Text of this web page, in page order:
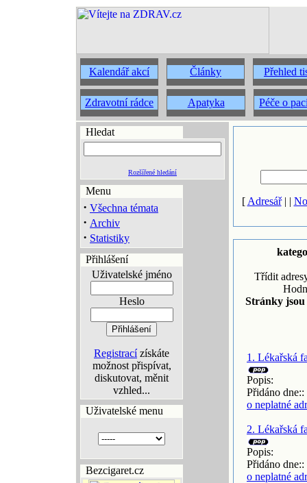
Kalendář akcí Články Přehled
Zdravotní rádce Apatyka Péče o
Hledat
Rozšířené hledání
Menu
· Všechna témata
· Archiv
· Statistiky
Přihlášení
Uživatelské jméno
Heslo
Registracízískáte
možnost přispívat,
diskutovat, měnit
vzhled...
Uživatelské menu
Bezcigaret.cz
[ Adresář| |
Třídit
Stránky jsou
1. Lékařská
Popis:
Přidáno
o neplatné
2. Lékařská
Popis:
Přidáno
o neplatné